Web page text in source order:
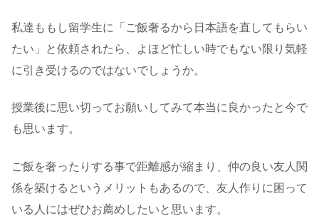
私達ももし留学生に「ご飯奢るから日本語を直してもらい
たい」と依頼されたら、よほど忙しい時でもない限り気軽
に引き受けるのではないでしょうか。
授業後に思い切ってお願いしてみて本当に良かったと今で
も思います。
ご飯を奢ったりする事で距離感が縮まり、仲の良い友人関
係を築けるというメリットもあるので、友人作りに困って
いる人にはぜひお薦めしたいと思います。